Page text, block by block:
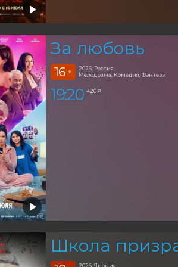
За любовь
16 +
2026, Россия
Мелодрама, Комедия, Фэнтези
19:20 420 ₽
Школа
2026, Япония